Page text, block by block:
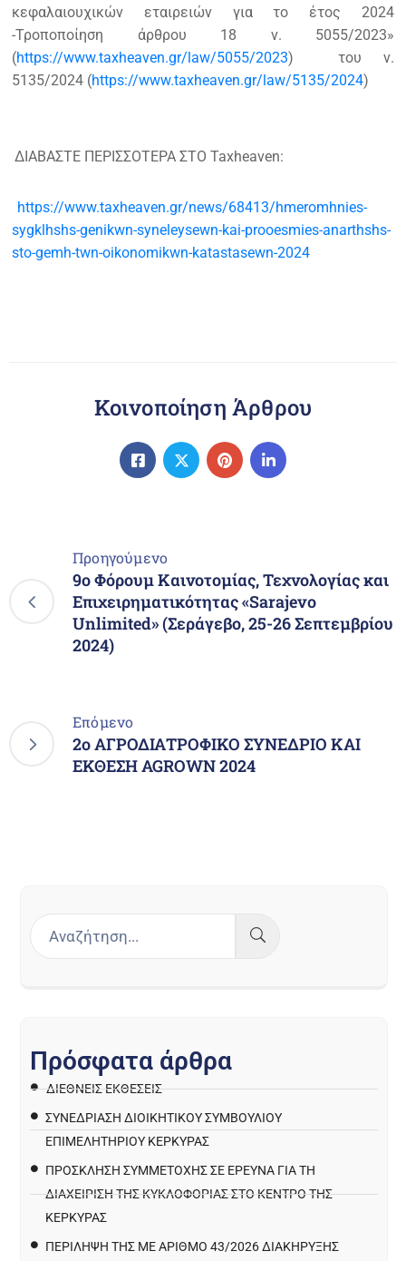
κεφαλαιουχικών εταιρειών για το έτος 2024
-Τροποποίηση άρθρου 18 ν. 5055/2023»
(https://www.taxheaven.gr/law/5055/2023) του ν.
5135/2024 (https://www.taxheaven.gr/law/5135/2024)
ΔΙΑΒΑΣΤΕ ΠΕΡΙΣΣΟΤΕΡΑ ΣΤΟ Taxheaven:
https://www.taxheaven.gr/news/68413/hmeromhnies-
sygklhshs-genikwn-syneleysewn-kai-prooesmies-anarthshs-
sto-gemh-twn-oikonomikwn-katastasewn-2024
Κοινοποίηση Άρθρου
Προηγούμενο
9ο Φόρουμ Καινοτομίας, Τεχνολογίας και
Επιχειρηματικότητας «Sarajevo
Unlimited» (Σεράγεβο, 25-26 Σεπτεμβρίου
2024)
Επόμενο
2ο ΑΓΡΟΔΙΑΤΡΟΦΙΚΟ ΣΥΝΕΔΡΙΟ ΚΑΙ
ΕΚΘΕΣΗ AGROWN 2024
Πρόσφατα άρθρα
ΔΙΕΘΝΕΙΣ ΕΚΘΕΣΕΙΣ
ΣΥΝΕΔΡΙΑΣΗ ΔΙΟΙΚΗΤΙΚΟΥ ΣΥΜΒΟΥΛΙΟΥ
ΕΠΙΜΕΛΗΤΗΡΙΟΥ ΚΕΡΚΥΡΑΣ
ΠΡΌΣΚΛΗΣΗ ΣΥΜΜΕΤΟΧΉΣ ΣΕ ΈΡΕΥΝΑ ΓΙΑ ΤΗ
ΔΙΑΧΕΊΡΙΣΗ ΤΗΣ ΚΥΚΛΟΦΟΡΊΑΣ ΣΤΟ ΚΈΝΤΡΟ ΤΗΣ
ΚΈΡΚΥΡΑΣ
ΠΕΡΙΛΗΨΗ ΤΗΣ ΜΕ ΑΡΙΘΜΟ 43/2026 ΔΙΑΚΗΡΥΞΗΣ